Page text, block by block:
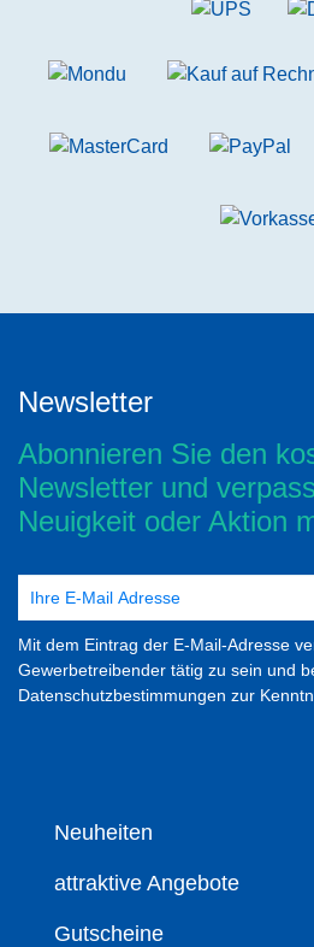
Newsletter
Abonnieren Sie den
Newsletter und
Neuigkeit oder Aktion
Mit dem Eintrag der E-Mail-Adresse
Gewerbetreibender tätig zu sein und
Datenschutzbestimmungen zur
Neuheiten
attraktive Angebote
Gutscheine